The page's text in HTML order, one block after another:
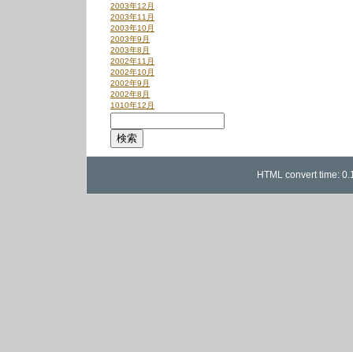
2003年12月
2003年11月
2003年10月
2003年9月
2003年8月
2002年11月
2002年10月
2002年9月
2002年8月
1010年12月
HTML convert time: